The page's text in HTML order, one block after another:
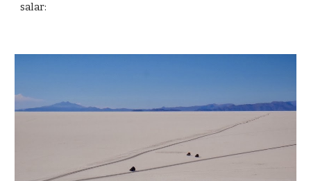
salar: